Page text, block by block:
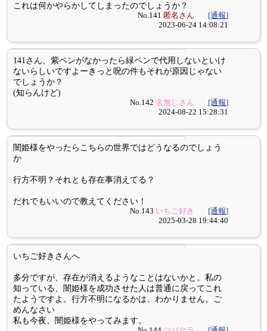
これは何かやらかしてしまったのでしょうか？
No.141 匿名さん
[通報]
2023-06-24 14:08:21
141さん、紫ペンがなかったら緑ペンで代用しないといけ
ないらしいですよーきっと呪の件もそれが原因じゃない
でしょうか？
(知らんけど)
No.142名無しさん
[通報]
2024-08-22 15:28:31
闇姫様をやったらこちらの世界ではどうなるのでしょう
か
行方不明？それとも存在事消えてる？
だれでもいいので教えてください！
No.143 いちご好き
[通報]
2025-03-28 19:44:40
いちご好きさんへ
多分ですが、存在が消えるようなことはないかと。私の
知っている、闇姫様を成功させた人は普通に戻ってこれ
たようですよ。行方不明になるかは、わかりません。ご
めんなさい
私も今夜、闇姫様をやってみます。